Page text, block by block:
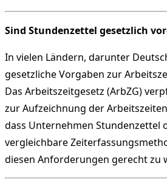
Sind Stundenzettel gesetzlich
In vielen Ländern, darunter
gesetzliche Vorgaben zur
Das Arbeitszeitgesetz (ArbZG)
zur Aufzeichnung der
dass Unternehmen Stundenzettel
vergleichbare
diesen Anforderungen gerecht zu